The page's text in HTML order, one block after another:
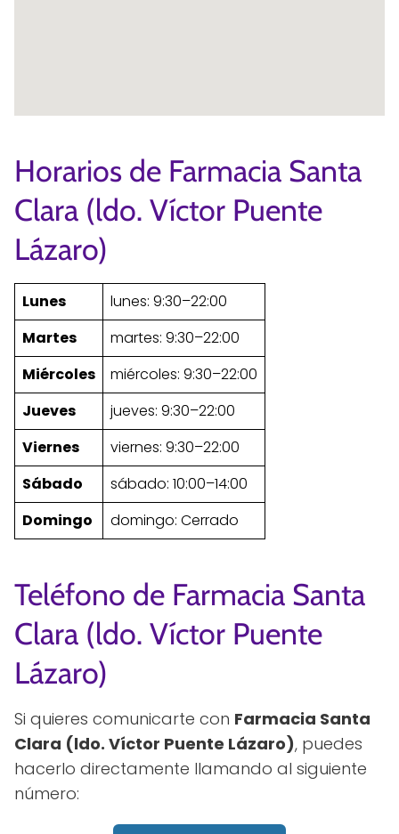
Horarios de Farmacia Santa
Clara (ldo. Víctor Puente
Lázaro)
Lunes
lunes: 9:30–22:00
Martes
martes: 9:30–22:00
Miércoles
miércoles: 9:30–22:00
Jueves
jueves: 9:30–22:00
Viernes
viernes: 9:30–22:00
Sábado
sábado: 10:00–14:00
Domingo
domingo: Cerrado
Teléfono de Farmacia Santa
Clara (ldo. Víctor Puente
Lázaro)
Si quieres comunicarte con Farmacia Santa
Clara (ldo. Víctor Puente Lázaro), puedes
hacerlo directamente llamando al siguiente
número: